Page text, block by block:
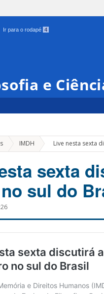
Ir para o rodapé 4
e
IMDH » Live nesta sexta
sexta
sul do